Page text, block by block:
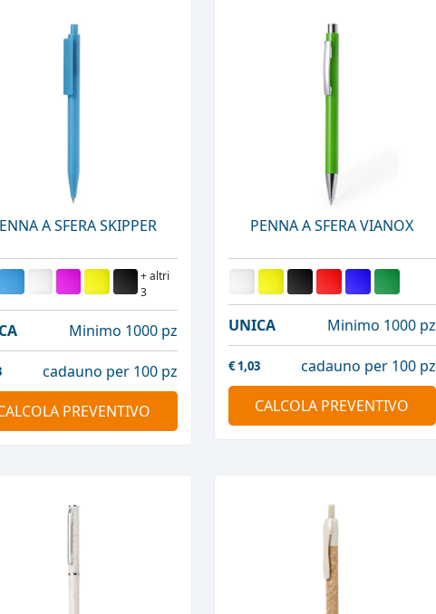
A SFERA SKIPPER
+ altri
3
Minimo 1000 pz
cadauno per 100 pz
PREVENTIVO
PENNA A SFERA VIANOX
UNICA Minimo 1000 pz
€ 1,03
cadauno per 100 pz
CALCOLA PREVENTIVO